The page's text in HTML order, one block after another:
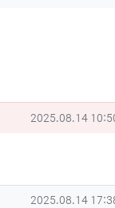
작성일
2025.08.14
작성일
2025.08.14